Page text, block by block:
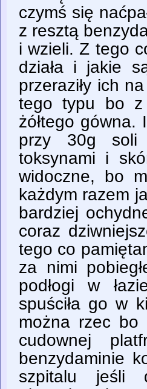
czymś się
z resztą
i wzieli. Z tego
działa i jakie
przeraziły ich
tego typu bo z
żółtego
przy 30g soli
toksynami i
widoczne, bo
każdym razem
bardziej
coraz
tego co
za nimi
podłogi w
spuściła go w
można rzec
cudownej
benzydaminie
szpitalu jeśli